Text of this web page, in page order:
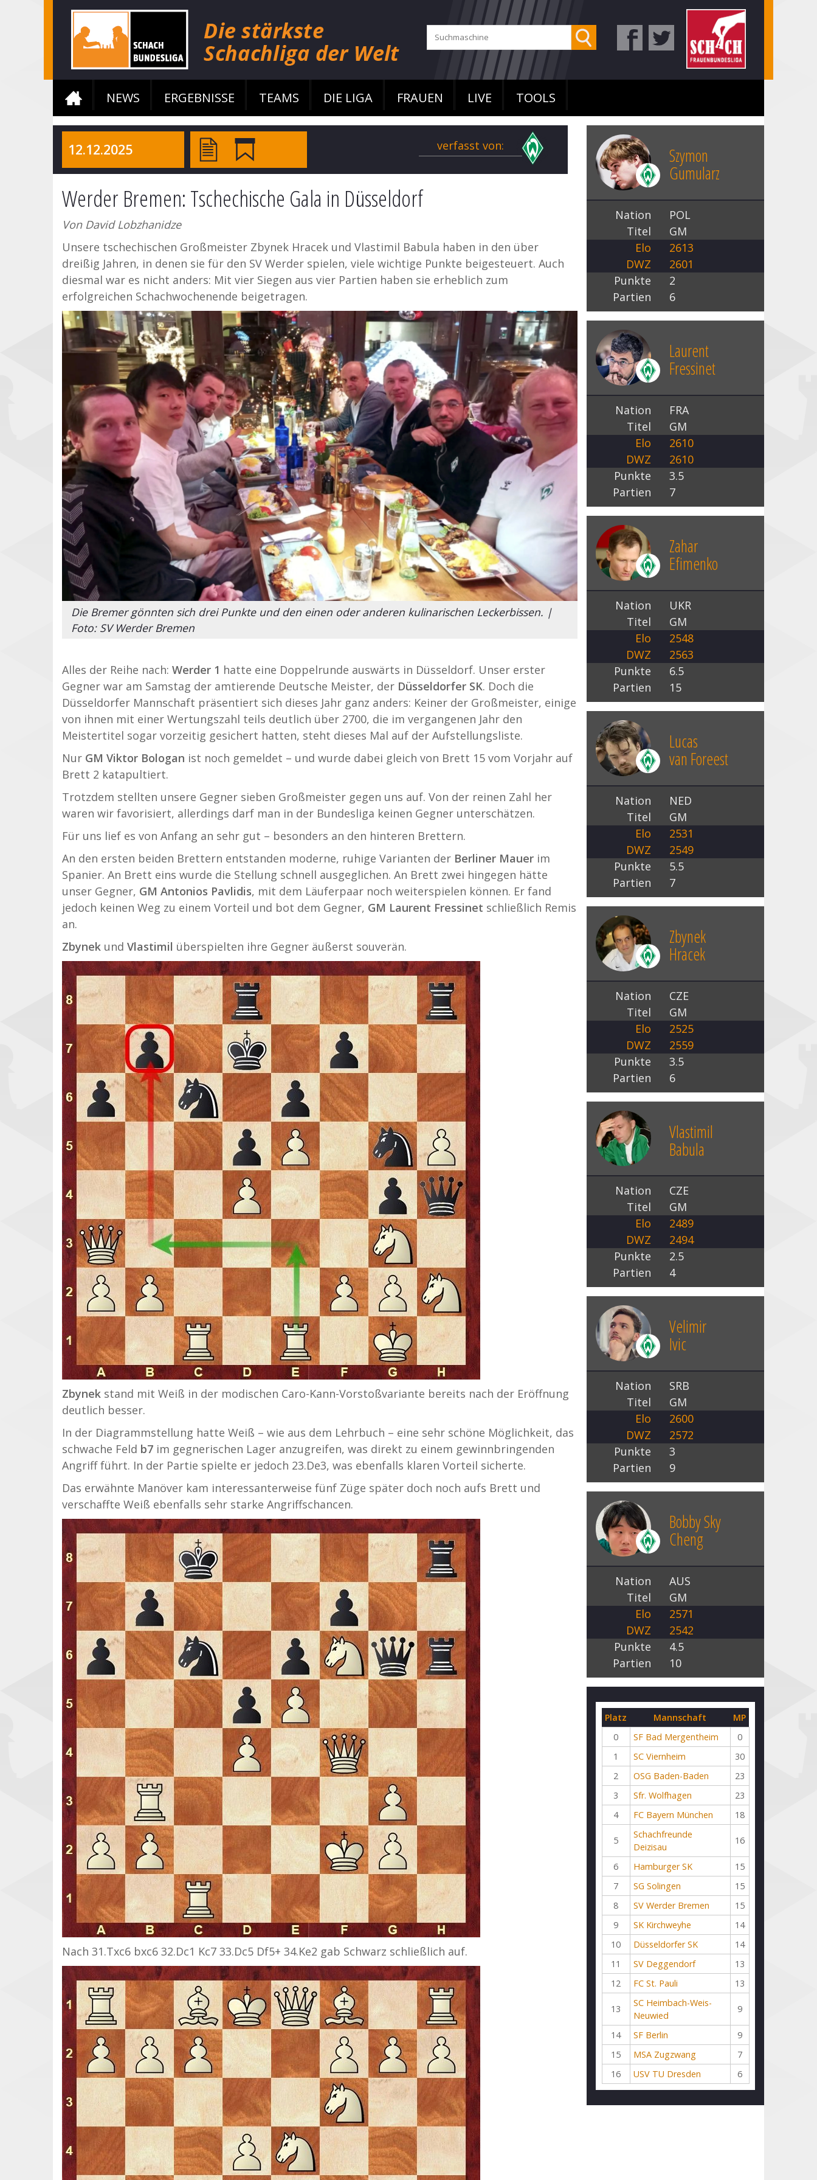
NEWS ERGEBNISSE TEAMS DIE LIGA FRAUEN LIVE TOOLS
12.12.2025 verfasst von:
Werder Bremen: Tschechische Gala in Düsseldorf
Von David Lobzhanidze
Unsere tschechischen Großmeister Zbynek Hracek und Vlastimil Babula haben in den über
dreißig Jahren, in denen sie für den SV Werder spielen, viele wichtige Punkte beigesteuert. Auch
diesmal war es nicht anders: Mit vier Siegen aus vier Partien haben sie erheblich zum
erfolgreichen Schachwochenende beigetragen.
Die Bremer gönnten sich drei Punkte und den einen oder anderen kulinarischen Leckerbissen. |
Foto: SV Werder Bremen
Alles der Reihe nach: Werder 1 hatte eine Doppelrunde auswärts in Düsseldorf. Unser erster
Gegner war am Samstag der amtierende Deutsche Meister, der Düsseldorfer SK. Doch die
Düsseldorfer Mannschaft präsentiert sich dieses Jahr ganz anders: Keiner der Großmeister, einige
von ihnen mit einer Wertungszahl teils deutlich über 2700, die im vergangenen Jahr den
Meistertitel sogar vorzeitig gesichert hatten, steht dieses Mal auf der Aufstellungsliste.
Nur GM Viktor Bologan ist noch gemeldet – und wurde dabei gleich von Brett 15 vom Vorjahr auf
Brett 2 katapultiert.
Trotzdem stellten unsere Gegner sieben Großmeister gegen uns auf. Von der reinen Zahl her
waren wir favorisiert, allerdings darf man in der Bundesliga keinen Gegner unterschätzen.
Für uns lief es von Anfang an sehr gut – besonders an den hinteren Brettern.
An den ersten beiden Brettern entstanden moderne, ruhige Varianten der Berliner Mauer im
Spanier. An Brett eins wurde die Stellung schnell ausgeglichen. An Brett zwei hingegen hätte
unser Gegner, GM Antonios Pavlidis, mit dem Läuferpaar noch weiterspielen können. Er fand
jedoch keinen Weg zu einem Vorteil und bot dem Gegner, GM Laurent Fressinet schließlich Remis
an.
Zbynek und Vlastimil überspielten ihre Gegner äußerst souverän.
Zbynek stand mit Weiß in der modischen Caro-Kann-Vorstoßvariante bereits nach der Eröffnung
deutlich besser.
In der Diagrammstellung hatte Weiß – wie aus dem Lehrbuch – eine sehr schöne Möglichkeit, das
schwache Feld b7 im gegnerischen Lager anzugreifen, was direkt zu einem gewinnbringenden
Angriff führt. In der Partie spielte er jedoch 23.De3, was ebenfalls klaren Vorteil sicherte.
Das erwähnte Manöver kam interessanterweise fünf Züge später doch noch aufs Brett und
verschaffte Weiß ebenfalls sehr starke Angriffschancen.
Nach 31.Txc6 bxc6 32.Dc1 Kc7 33.Dc5 Df5+ 34.Ke2 gab Schwarz schließlich auf.
Szymon
Gumularz
Nation
POL
Titel
GM
Elo
2613
DWZ
2601
Punkte
2
Partien
6
Laurent
Fressinet
Nation
FRA
Titel
GM
Elo
2610
DWZ
2610
Punkte
3.5
Partien
7
Zahar
Efimenko
Nation
UKR
Titel
GM
Elo
2548
DWZ
2563
Punkte
6.5
Partien
15
Lucas
van Foreest
Nation
NED
Titel
GM
Elo
2531
DWZ
2549
Punkte
5.5
Partien
7
Zbynek
Hracek
Nation
CZE
Titel
GM
Elo
2525
DWZ
2559
Punkte
3.5
Partien
6
Vlastimil
Babula
Nation
CZE
Titel
GM
Elo
2489
DWZ
2494
Punkte
2.5
Partien
4
Velimir
Ivic
Nation
SRB
Titel
GM
Elo
2600
DWZ
2572
Punkte
3
Partien
9
Bobby Sky
Cheng
Nation
AUS
Titel
GM
Elo
2571
DWZ
2542
Punkte
4.5
Partien
10
Platz Mannschaft
MP
0
SF Bad Mergentheim
0
1
SC Viernheim
30
2
OSG Baden-Baden
23
3
Sfr. Wolfhagen
23
4
FC Bayern München 18
5
Schachfreunde
Deizisau
16
6 Hamburger SK
15
7
SG Solingen
15
8
SV Werder Bremen
15
9
SK Kirchweyhe
14
10
Düsseldorfer SK
14
11
SV Deggendorf
13
12
FC St. Pauli 13
13
SC Heimbach-Weis-
Neuwied
9
14 SF Berlin
9
15
MSA Zugzwang
7
16
USV TU Dresden 6